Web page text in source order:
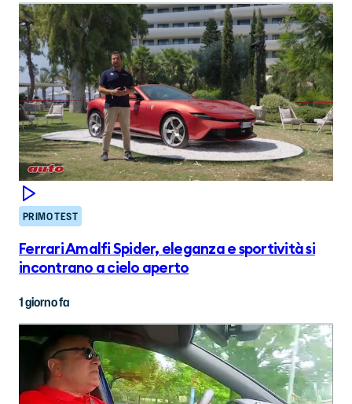
PRIMO TEST
Ferrari Amalfi Spider, eleganza e sportività si
incontrano a cielo aperto
1 giorno fa